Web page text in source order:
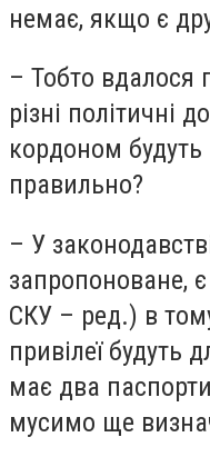
немає, якщо є
– Тобто вдалося
різні політичні
кордоном будуть
правильно?
– У
запропоноване,
СКУ – ред.) в
привілеї будуть
має два
мусимо ще